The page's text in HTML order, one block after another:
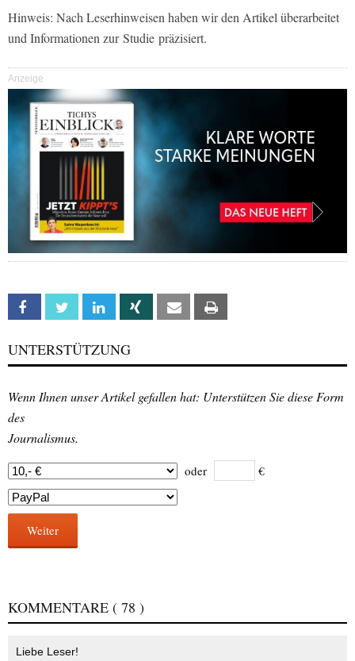
Hinweis: Nach Leserhinweisen haben wir den Artikel überarbeitet
und Informationen zur Studie präzisiert.
Anzeige
Facebook Twitter Linkedin Xing Email
UNTERSTÜTZUNG
Wenn Ihnen unser Artikel gefallen hat: Unterstützen Sie diese Form
des
Journalismus.
oder €
Weiter
KOMMENTARE ( 78 )
Liebe Leser!